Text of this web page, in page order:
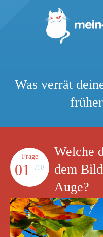
Was verrät
Frage
01 /10
Welche
dem
Auge?